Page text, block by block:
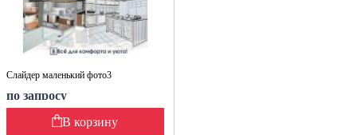
Слайдер маленький фото3
по запросу
В корзину